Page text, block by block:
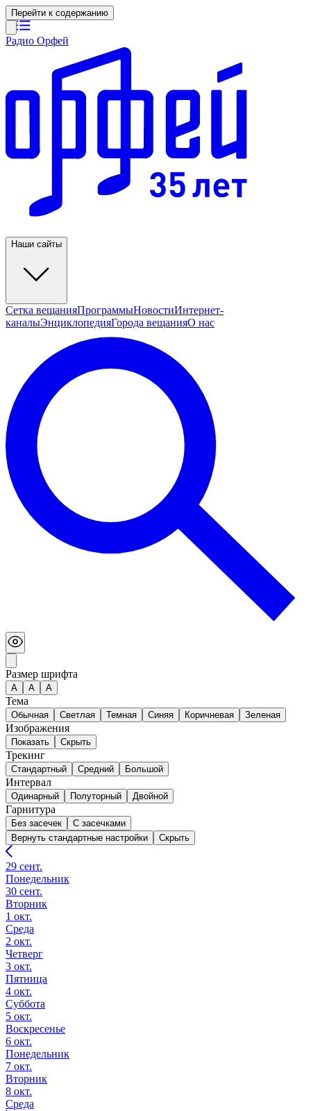
Перейти к содержанию
Радио Орфей
Наши сайты
Сетка вещанияПрограммыНовостиИнтернет-
каналыЭнциклопедияГорода вещанияО нас
Размер шрифта
А A A
Тема
Обычная Светлая Темная Синяя Коричневая Зеленая
Изображения
Показать Скрыть
Трекинг
Стандартный Средний Большой
Интервал
Одинарный Полуторный Двойной
Гарнитура
Без засечек
С засечками
Вернуть стандартные настройки
Скрыть
29 сент.
Понедельник
30 сент.
Вторник
1 окт.
Среда
2 окт.
Четверг
3 окт.
Пятница
4 окт.
Суббота
5 окт.
Воскресенье
6 окт.
Понедельник
7 окт.
Вторник
8 окт.
Среда